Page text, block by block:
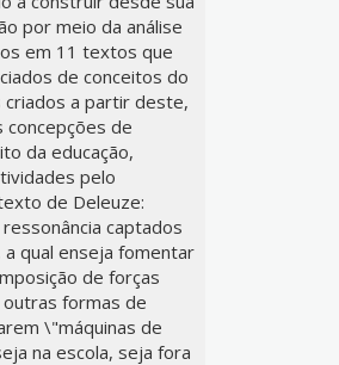
por meio da análise
em 11 textos que
de conceitos do
a partir deste,
concepções de
da educação,
pelo
de Deleuze:
captados
qual enseja fomentar
de forças
formas de
\"máquinas de
na escola, seja fora